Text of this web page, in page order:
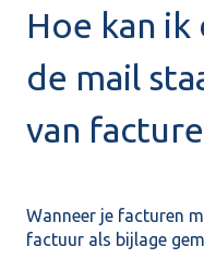
Hoe kan
de mail
van
Wanneer je facturen
factuur als bijlage